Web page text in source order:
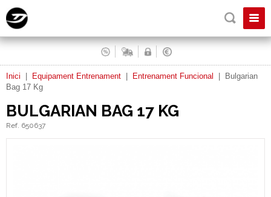
Inici Equipament Entrenament Entrenament Funcional
Bulgarian
Bag 17 Kg
BULGARIAN BAG 17 KG
Ref. 650637